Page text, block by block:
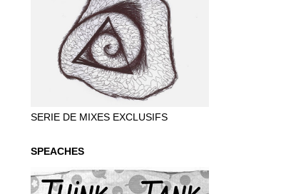
SERIE DE MIXES EXCLUSIFS
SPEACHES